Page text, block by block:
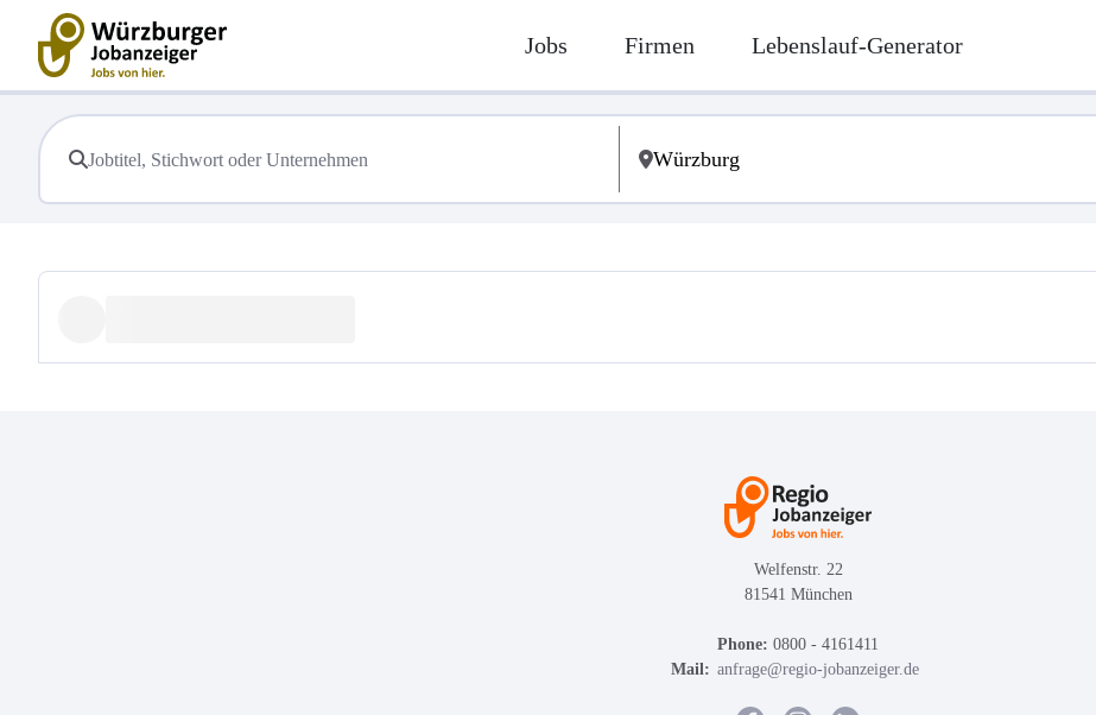
Jobs Firmen Lebenslauf-Generator
Welfenstr. 22
81541 München
Phone: 0800 - 4161411
Mail: anfrage@regio-jobanzeiger.de